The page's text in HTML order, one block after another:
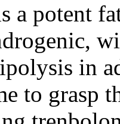
a potent
in
to grasp